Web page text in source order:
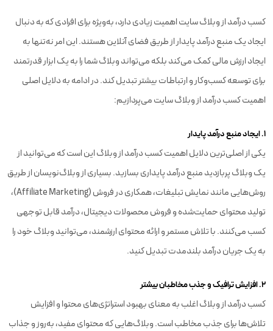
کسب درآمد از وبلاگ سایت اهمیت زیادی دارد، به‌ویژه برای افرادی که به دنبال
ایجاد یک منبع درآمد پایدار از طریق فضای آنلاین هستند. این امر نه‌تنها به
ایجاد ارزش مالی کمک می‌کند بلکه می‌تواند وبلاگ شما را به یک ابزار قدرتمند
برای توسعه کسب‌وکار و ارتباطات بیشتر تبدیل کند. در ادامه به دلایل اصلی
اهمیت کسب درآمد از وبلاگ سایت می‌پردازیم:
1. ایجاد منبع درآمد پایدار
یکی از اصلی‌ترین دلایل اهمیت کسب درآمد از وبلاگ این است که می‌توانید از
یک وبلاگ پربازدید منبع درآمد پایداری بسازید. بسیاری از وبلاگ‌نویسان از طریق
روش‌هایی مانند نمایش تبلیغات، همکاری در فروش (Affiliate Marketing)،
تولید محتوای حمایت‌شده و فروش محصولات دیجیتال، درآمد قابل توجهی
کسب می‌کنند. با تلاش مستمر و ارائه محتوای ارزشمند، می‌توانید وبلاگ خود را
به یک جریان درآمد بلندمدت تبدیل کنید.
2. افزایش ترافیک و جذب مخاطبان بیشتر
کسب درآمد از وبلاگ اغلب به معنای بهبود استراتژی‌های محتوا و افزایش
تلاش‌ها برای جذب مخاطب است. وبلاگ‌هایی که محتوای مفید، به‌روز و جذاب